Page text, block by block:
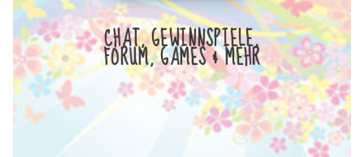
CHAT, GEWINNSPIELE,
FORUM, GAMES & MEHR